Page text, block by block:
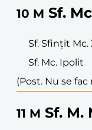
10 M Sf.
Sf. Sfințit Mc.
Sf. Mc. Ipolit
(Post. Nu se
11 M Sf. M.